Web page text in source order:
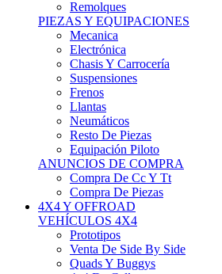
Mecanica
Electrónica
Chasis Y Carrocería
Suspensiones
Frenos
Llantas
Neumáticos
Resto De Piezas
Equipación Piloto
ANUNCIOS DE COMPRA
Compra De Cc Y Tt
Compra De Piezas
4X4 Y OFFROAD
VEHÍCULOS 4X4
Prototipos
Venta De Side By Side
Quads Y Buggys
4x4 De Calle